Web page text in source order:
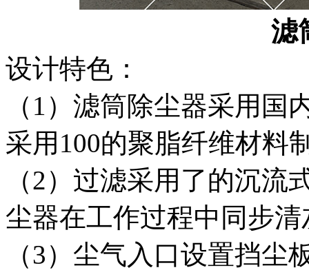
滤
设计特色：
（1）滤筒除尘器采用
采用100的聚脂纤维材料
（2）过滤采用了的沉
尘器在工作过程中同步
（3）尘气入口设置挡